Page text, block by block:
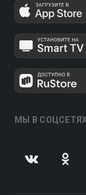
МЫ В